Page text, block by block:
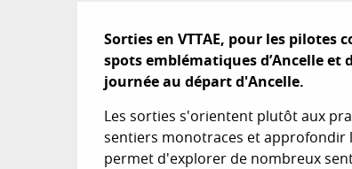
Description
Sorties en VTTAE, pour les
spots emblématiques d’Ancelle
journée au départ d'Ancelle.
Les sorties s'orientent plutôt aux
sentiers monotraces et approfondir
permet d'explorer de nombreux